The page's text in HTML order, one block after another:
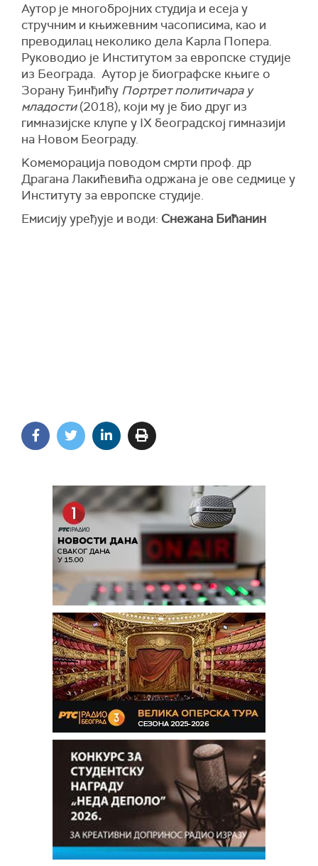
Аутор је многобројних студија и есеја у
стручним и књижевним часописима, као и
преводилац неколико дела Kарла Попера.
Руководио је Институтом за европске студије
из Београда. Аутор је биографске књиге о
Зорану Ђинђићу Портрет политичара у
младости(2018), који му је био друг из
гимназијске клупе у IX београдској гимназији
на Новом Београду.
Kомеморација поводом смрти проф. др
Драгана Лакићевића одржана је ове седмице у
Институту за европске студије.
Емисију уређује и води: Снежана Бићанин